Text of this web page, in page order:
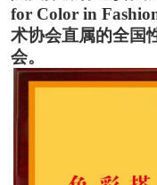
for Color in
术协会直属的全国
会。